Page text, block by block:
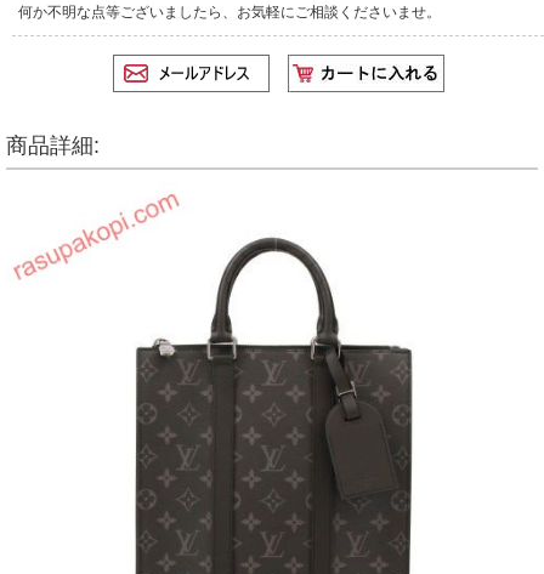
何か不明な点等ございましたら、お気軽にご相談くださいませ。
商品詳細: